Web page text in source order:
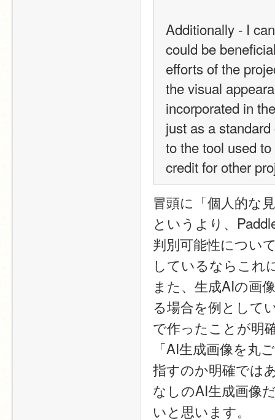
Additionally - I
could be
efforts of the
the visual
incorporated in
just as a
to the tool used
credit for other
冒頭に「個人的な
というより、
判別可能性につい
しているならこれ
また、生成AIの画
る場合を例として
で作ったことが明
「AI生成画像を丸
指すのか明確では
なしのAI生成画像
いと思います。